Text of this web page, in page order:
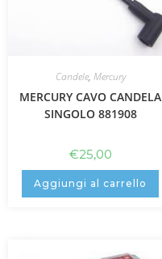
Candele, Mercury
MERCURY CAVO CANDELA
SINGOLO 881908
€25,00
Aggiungi al carrello